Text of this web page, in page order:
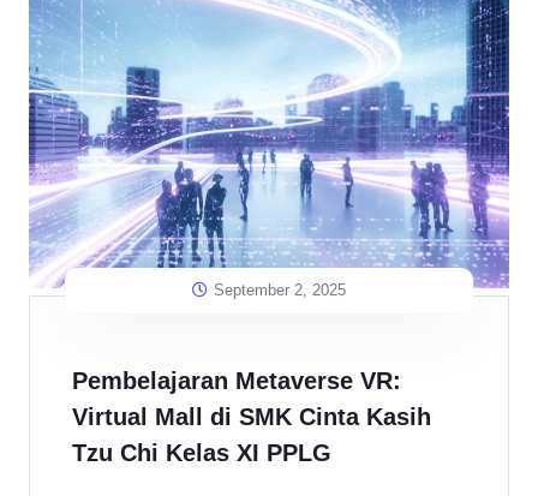
September 2, 2025
Pembelajaran Metaverse VR:
Virtual Mall di SMK Cinta Kasih
Tzu Chi Kelas XI PPLG